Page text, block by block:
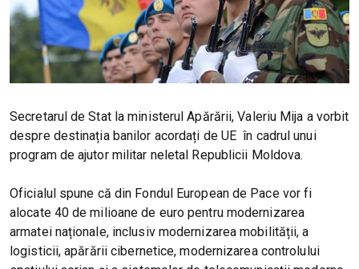
Secretarul de Stat la ministerul Apărării, Valeriu Mija a vorbit
despre destinația banilor acordați de UE în cadrul unui
program de ajutor militar neletal Republicii Moldova.
Oficialul spune că din Fondul European de Pace vor fi
alocate 40 de milioane de euro pentru modernizarea
armatei naționale, inclusiv modernizarea mobilității, a
logisticii, apărării cibernetice, modernizarea controlului